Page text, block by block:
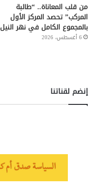
من قلب المعاناة.. “طالبة
المركب” تحصد المركز الأول
بالمجموع الكامل في نهر النيل
6 أغسطس، 2026
إنضم لقناتنا